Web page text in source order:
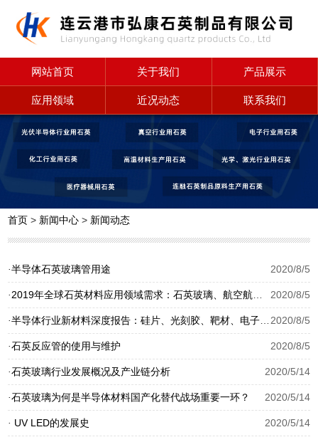
网站首页 关于我们 产品展示
应用领域 近况动态 联系我们
首页 > 新闻中心 > 新闻动态
2020/8/5
·半导体石英玻璃管用途
2020/8/5
·2019年全球石英材料应用领域需求：石英玻璃、航空航天、半导体、光纤光缆市场需求旺盛
2020/8/5
·半导体行业新材料深度报告：硅片、光刻胶、靶材、电子特气等
2020/8/5
·石英反应管的使用与维护
2020/5/14
·石英玻璃行业发展概况及产业链分析
2020/5/14
·石英玻璃为何是半导体材料国产化替代战场重要一环？
2020/5/14
· UV LED的发展史